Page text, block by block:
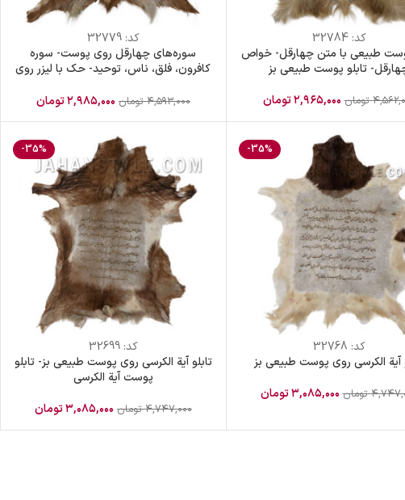
کد:32784
طبیعی با متن چهارقل- خواص
تابلو پوست طبیعی بز
تومان ۲,۹۶۵,۰۰۰تومان
کد:32779
سوره‌های چهارقل روی پوست- سوره
کافرون، فلق، ناس، توحید- حک با لیزر روی
۴,۵۹۳,۰۰۰ تومان ۲,۹۸۵,۰۰۰تومان
-35%
کد: 32768
آیة الکرسی روی پوست طبیعی بز
تومان ۳,۰۸۵,۰۰۰تومان
-35%
کد:32699
تابلو آیة الکرسی روی پوست طبیعی بز- تابلو
پوست آیة الکرسی
۴,۷۴۷,۰۰۰ تومان ۳,۰۸۵,۰۰۰تومان